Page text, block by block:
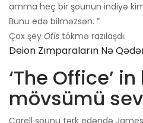
amma heç bir şounun indiyə
Bunu edə bilməzsən. ”
Çox şey Ofis tökmə razılaşdı.
Deion Zımparaların Nə
‘The Office’
mövsümü